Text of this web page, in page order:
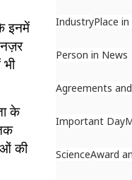
इनमें
के
की
IndustryPlace
Person in News
Agreements
Important Day
ScienceAward